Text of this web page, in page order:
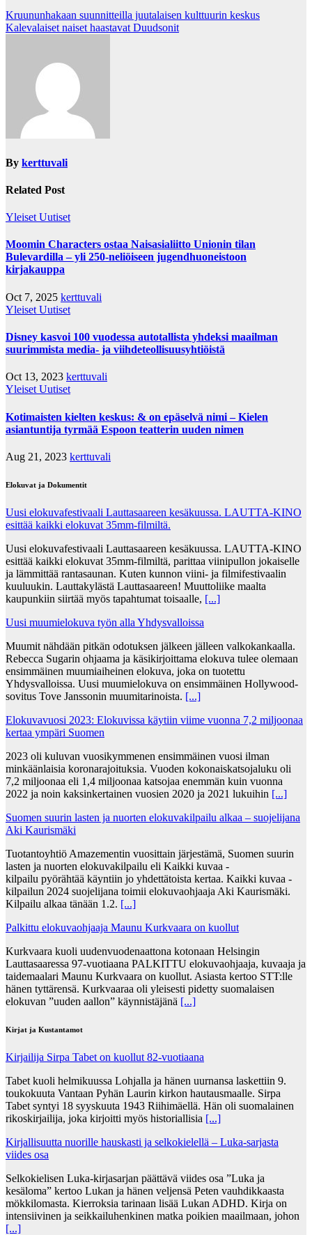
Post
navigation
Kruununhakaan suunnitteilla juutalaisen kulttuurin keskus
Kalevalaiset naiset haastavat Duudsonit
By kerttuvali
Related Post
Yleiset Uutiset
Moomin Characters ostaa Naisasialiitto Unionin tilan
Bulevardilla – yli 250-neliöiseen jugendhuoneistoon
kirjakauppa
Oct 7, 2025 kerttuvali
Yleiset Uutiset
Disney kasvoi 100 vuodessa autotallista yhdeksi maailman
suurimmista media- ja viihdeteollisuusyhtiöistä
Oct 13, 2023 kerttuvali
Yleiset Uutiset
Kotimaisten kielten keskus: & on epäselvä nimi – Kielen
asiantuntija tyrmää Espoon teatterin uuden nimen
Aug 21, 2023 kerttuvali
Elokuvat ja Dokumentit
Uusi elokuvafestivaali Lauttasaareen kesäkuussa. LAUTTA-KINO
esittää kaikki elokuvat 35mm-filmiltä.
Uusi elokuvafestivaali Lauttasaareen kesäkuussa. LAUTTA-KINO
esittää kaikki elokuvat 35mm-filmiltä, parittaa viinipullon jokaiselle
ja lämmittää rantasaunan. Kuten kunnon viini- ja filmifestivaalin
kuuluukin. Lauttakylästä Lauttasaareen! Muuttoliike maalta
kaupunkiin siirtää myös tapahtumat toisaalle, [...]
Uusi muumielokuva työn alla Yhdysvalloissa
Muumit nähdään pitkän odotuksen jälkeen jälleen valkokankaalla.
Rebecca Sugarin ohjaama ja käsikirjoittama elokuva tulee olemaan
ensimmäinen muumiaiheinen elokuva, joka on tuotettu
Yhdysvalloissa. Uusi muumielokuva on ensimmäinen Hollywood-
sovitus Tove Janssonin muumitarinoista. [...]
Elokuvavuosi 2023: Elokuvissa käytiin viime vuonna 7,2 miljoonaa
kertaa ympäri Suomen
2023 oli kuluvan vuosikymmenen ensimmäinen vuosi ilman
minkäänlaisia koronarajoituksia. Vuoden kokonaiskatsojaluku oli
7,2 miljoonaa eli 1,4 miljoonaa katsojaa enemmän kuin vuonna
2022 ja noin kaksinkertainen vuosien 2020 ja 2021 lukuihin [...]
Suomen suurin lasten ja nuorten elokuvakilpailu alkaa – suojelijana
Aki Kaurismäki
Tuotantoyhtiö Amazementin vuosittain järjestämä, Suomen suurin
lasten ja nuorten elokuvakilpailu eli Kaikki kuvaa -
kilpailu pyörähtää käyntiin jo yhdettätoista kertaa. Kaikki kuvaa -
kilpailun 2024 suojelijana toimii elokuvaohjaaja Aki Kaurismäki.
Kilpailu alkaa tänään 1.2. [...]
Palkittu elokuvaohjaaja Maunu Kurkvaara on kuollut
Kurkvaara kuoli uudenvuodenaattona kotonaan Helsingin
Lauttasaaressa 97-vuotiaana PALKITTU elokuvaohjaaja, kuvaaja ja
taidemaalari Maunu Kurkvaara on kuollut. Asiasta kertoo STT:lle
hänen tyttärensä. Kurkvaaraa oli yleisesti pidetty suomalaisen
elokuvan ”uuden aallon” käynnistäjänä [...]
Kirjat ja Kustantamot
Kirjailija Sirpa Tabet on kuollut 82-vuotiaana
Tabet kuoli helmikuussa Lohjalla ja hänen uurnansa laskettiin 9.
toukokuuta Vantaan Pyhän Laurin kirkon hautausmaalle. Sirpa
Tabet syntyi 18 syyskuuta 1943 Riihimäellä. Hän oli suomalainen
rikoskirjailija, joka kirjoitti myös historiallisia [...]
Kirjallisuutta nuorille hauskasti ja selkokielellä – Luka-sarjasta
viides osa
Selkokielisen Luka-kirjasarjan päättävä viides osa ”Luka ja
kesäloma” kertoo Lukan ja hänen veljensä Peten vauhdikkaasta
mökkilomasta. Kierroksia tarinaan lisää Lukan ADHD. Kirja on
intensiivinen ja seikkailuhenkinen matka poikien maailmaan, johon
[...]